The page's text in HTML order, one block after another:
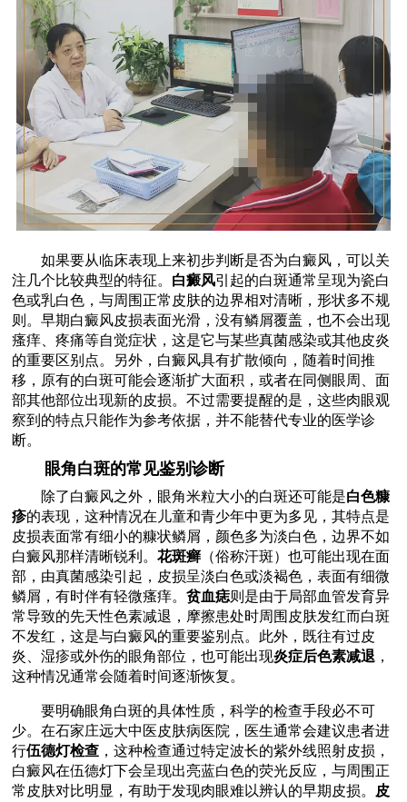
如果要从临床表现上来初步判断是否为白癜风，可以关
注几个比较典型的特征。 白癜风引起的白斑通常呈现为瓷白
色或乳白色，与周围正常皮肤的边界相对清晰，形状多不规
则。早期白癜风皮损表面光滑，没有鳞屑覆盖，也不会出现
瘙痒、疼痛等自觉症状，这是它与某些真菌感染或其他皮炎
的重要区别点。另外，白癜风具有扩散倾向，随着时间推
移，原有的白斑可能会逐渐扩大面积，或者在同侧眼周、面
部其他部位出现新的皮损。不过需要提醒的是，这些肉眼观
察到的特点只能作为参考依据，并不能替代专业的医学诊
断。
眼角白斑的常见鉴别诊断
除了白癜风之外，眼角米粒大小的白斑还可能是白色糠
疹的表现，这种情况在儿童和青少年中更为多见，其特点是
皮损表面常有细小的糠状鳞屑，颜色多为淡白色，边界不如
白癜风那样清晰锐利。花斑癣 （俗称汗斑）也可能出现在面
部，由真菌感染引起，皮损呈淡白色或淡褐色，表面有细微
鳞屑，有时伴有轻微瘙痒。贫血痣则是由于局部血管发育异
常导致的先天性色素减退，摩擦患处时周围皮肤发红而白斑
不发红，这是与白癜风的重要鉴别点。此外，既往有过皮
炎、湿疹或外伤的眼角部位，也可能出现炎症后色素减退 ，
这种情况通常会随着时间逐渐恢复。
要明确眼角白斑的具体性质，科学的检查手段必不可
少。在石家庄远大中医皮肤病医院，医生通常会建议患者进
行伍德灯检查 ，这种检查通过特定波长的紫外线照射皮损，
白癜风在伍德灯下会呈现出亮蓝白色的荧光反应，与周围正
常皮肤对比明显，有助于发现肉眼难以辨认的早期皮损。 皮